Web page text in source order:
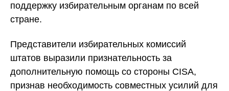
поддержку избирательным органам по всей
стране.
Представители избирательных комиссий
штатов выразили признательность за
дополнительную помощь со стороны CISA,
признав необходимость совместных усилий для